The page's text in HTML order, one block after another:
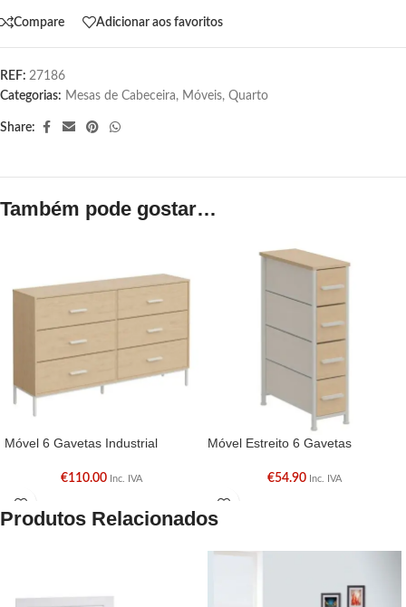
Compare Adicionar aos favoritos
REF: 27186
Categorias: Mesas de Cabeceira, Móveis, Quarto
Share:
Também pode gostar…
Móvel 6 Gavetas Industrial
€110.00 Inc. IVA
Móvel Estreito 6 Gavetas
€54.90 Inc. IVA
Produtos Relacionados